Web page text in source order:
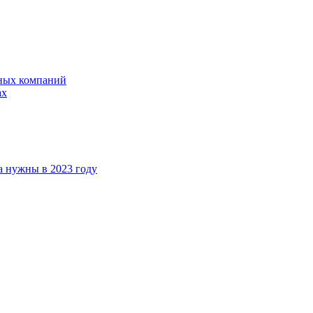
компаний
нужны в 2023 году